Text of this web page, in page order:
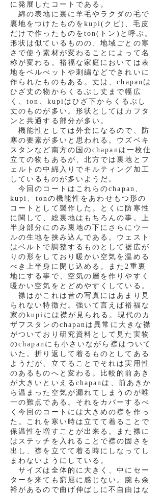
に発展したコートである。
綿の表地に裏に羊毛やラクダの毛で
裏地をつけたものをkupi(クピ)、毛皮
だけで作ったものをton(トン)と呼ぶ。
形状は似ているものの、地域ごとの寒
さで使う素材が変わることによって名
称が変わる。裕福な家庭においては表
地をベルべットや刺繍などできれいに
作られたものもある。丈は、chapanは
ひざ丈の物からくるぶし丈まで幅広
く、ton、kupiはひざ下からくるぶし
丈のものが多い。形状としてはカフタ
ンと共通する部分が多い。
機能性としては外套になるので、防
寒の要素が多いと思われる。ウズベキ
スタンなど南方の国のchapanは一枚仕
立ての物もあるが、北方では裏地とフ
ェルトの中綿入りでキルティング加工
しているものが多いようだ。
今回のコートはこれらのchapan、
kupi、tonの機能性をあわせもつ形の
コートとして製作した。とくに防寒性
に関して、総裏地はもちろんの事。上
半身部分にのみ裏地の下にさらにウー
ルの生地を挟み込んである。ウェスト
はベルトで調整するものとして裾広が
りの形をしており暖かい空気を温める
べき上半身に閉じ込める。また2重裏
地にする事で、空気の層を作りやすく
暖かい空気をとどめやすくしている。
襟はがこれは昔の写真にはあまり見
られない特徴だ。強いて言えば裕福な
家のkupiには襟が見られる。現代のカ
ザフスタンのchapanは異常に大きな襟
がついており研究資料として見た実物
のchapanにも小さいながら襟はついて
いた。折り返して着るものとしてある
ようだが、立てることでそれは実用性
のあるものへと変わる。比較的前あき
が大きいといえるchapanは、前あきか
ら温まった空気が漏れてしまうのが唯
一の難点である。それをカバーするべ
く今回のコートには 大きめの襟を作っ
た。これを寒い時は立てて着ることで
保温性を増すことが出来る。また襟に
はステッチを入れることで襟の固さを
出し、襟を立てて着る時にしなってし
まわないようにしている。
サイズは全体的に大きく、中にセー
ターを来ても窮屈に感じない。腕も余
裕があるので曲げ伸ばしに不自由はな